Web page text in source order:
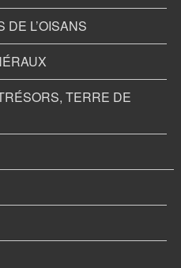
L’OISANS
TERRE DE